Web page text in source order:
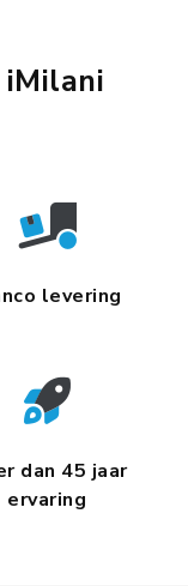
iMilani
levering
dan 45 jaar
ervaring